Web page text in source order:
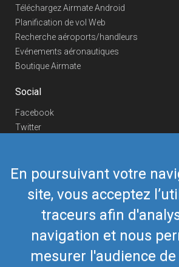
En poursuivant votre
site, vous acceptez
traceurs afin
navigation et nous
mesurer l'audience
Téléchargez Airmate Android
Planification de vol Web
Recherche aéroports/handleurs
Evénements aéronautiques
Boutique Airmate
Social
Facebook
Twitter
Telegram
Nous contacter
Téléphone Europe +352 26441835
Téléphone US/Canada
418-592-8862
airmate@airmate.aero
(c) Myriel Aviation SA